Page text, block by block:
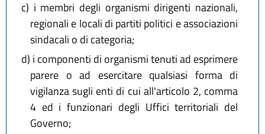
c) i membri degli organismi dirigenti nazionali,
regionali e locali di partiti politici e associazioni
sindacali o di categoria;
d) i componenti di organismi tenuti ad esprimere
parere o ad esercitare qualsiasi forma di
vigilanza sugli enti di cui all'articolo 2, comma
4 ed i funzionari degli Uffici territoriali del
Governo;